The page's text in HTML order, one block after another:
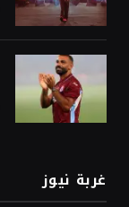
غربة نيوز